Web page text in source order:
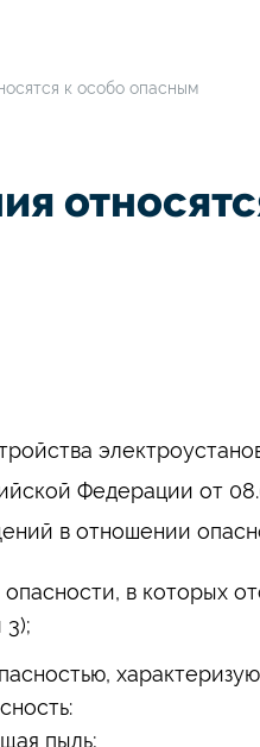
к особо опасным
Федерации от
в отношении
в которых
3);
пыль;